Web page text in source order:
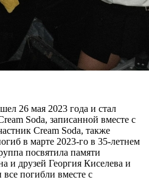
26 мая 2023 года и стал
Soda, записанной вместе с
Cream Soda, также
в марте 2023-го в 35-летнем
посвятила памяти
и друзей Георгия Киселева и
погибли вместе с